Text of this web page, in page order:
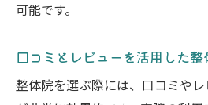
可能です。
口コミとレビューを活用した
整体院を選ぶ際には、口コミや